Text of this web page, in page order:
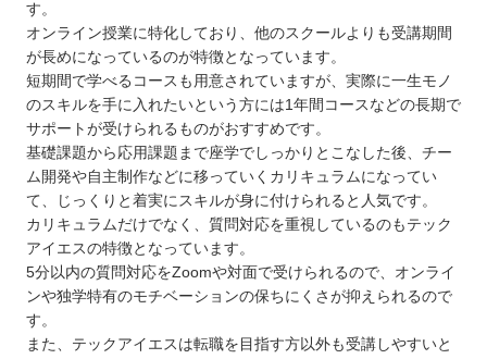
北海道 / 東北
中部
近畿
中国
四国
九州 / 沖縄
す。
オンライン授業に特化しており、他のスクールよりも受講期間
が長めになっているのが特徴となっています。
短期間で学べるコースも用意されていますが、実際に一生モノ
のスキルを手に入れたいという方には1年間コースなどの長期で
サポートが受けられるものがおすすめです。
基礎課題から応用課題まで座学でしっかりとこなした後、チー
ム開発や自主制作などに移っていくカリキュラムになってい
て、じっくりと着実にスキルが身に付けられると人気です。
カリキュラムだけでなく、質問対応を重視しているのもテック
アイエスの特徴となっています。
5分以内の質問対応をZoomや対面で受けられるので、オンライ
ンや独学特有のモチベーションの保ちにくさが抑えられるので
す。
また、テックアイエスは転職を目指す方以外も受講しやすいと